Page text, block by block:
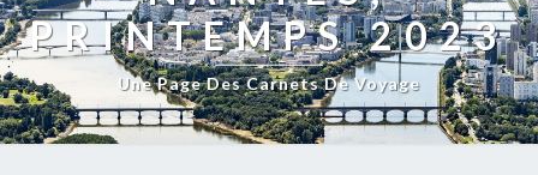
PRINTEMPS 2023
Une Page Des Carnets De Voyage